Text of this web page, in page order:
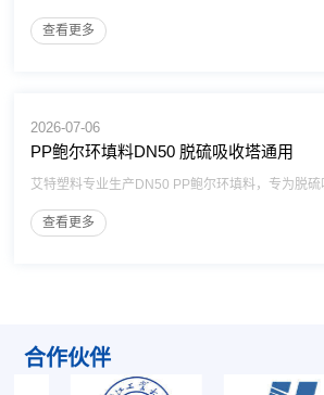
查看更多
2026-07-06
PP鲍尔环填料DN50 脱硫吸收塔通用
查看更多
合作伙伴